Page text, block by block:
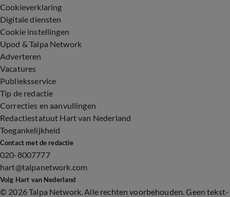
Cookieverklaring
Digitale diensten
Cookie instellingen
Upod & Talpa Network
Adverteren
Vacatures
Publieksservice
Tip de redactie
Correcties en aanvullingen
Redactiestatuut Hart van Nederland
Toegankelijkheid
Contact met de redactie
020-8007777
hart@talpanetwork.com
Volg Hart van Nederland
© 2026 Talpa Network. Alle rechten voorbehouden. Geen tekst-